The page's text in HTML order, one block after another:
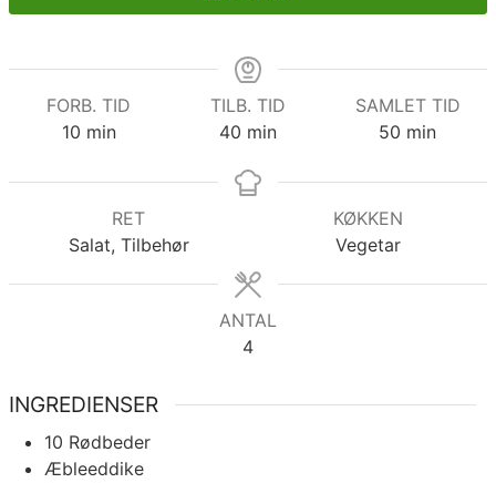
FORB. TID
10minutter
min
TILB. TID
40 minutter
min
SAMLET TID
50 minutter
min
RET
Salat, Tilbehør
KØKKEN
Vegetar
ANTAL
4
INGREDIENSER
10 Rødbeder
Æbleeddike